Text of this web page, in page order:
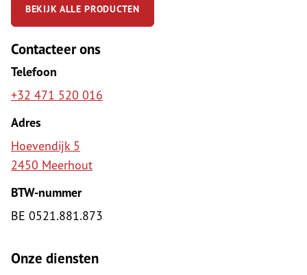
BEKIJK ALLE PRODUCTEN
Contacteer ons
Telefoon
+32 471 520 016
Adres
Hoevendijk 5
2450 Meerhout
BTW-nummer
BE 0521.881.873
Onze diensten